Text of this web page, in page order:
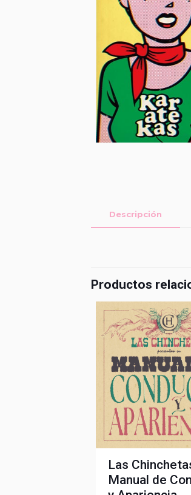
Descripción
Productos
Las
Manual de